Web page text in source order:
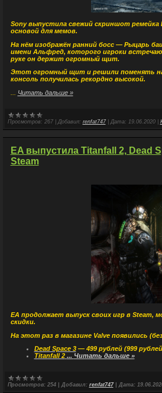
Sony выпустила свежий скриншот
основой для мемов.
На нём изображён ранний босс — Рыцарь
имени Альфред, которого игроки
руке он держит огромный щит.
Этот огромный щит и решили поменять на
консоль получилась рекордно высокой.
Читать дальше »
Просмотров: 267 Добавил: renfat747 Дата: 19.06.2020
EA выпустила Titanfall 2, Dead
Steam
EA продолжает выпуск своих игр в Steam,
скидки.
На этот раз в магазине Valve появились
Dead Space 3— 499 рублей (999
Titanfall 2 ... Читать дальше »
Просмотров: 254 Добавил: renfat747 Дата: